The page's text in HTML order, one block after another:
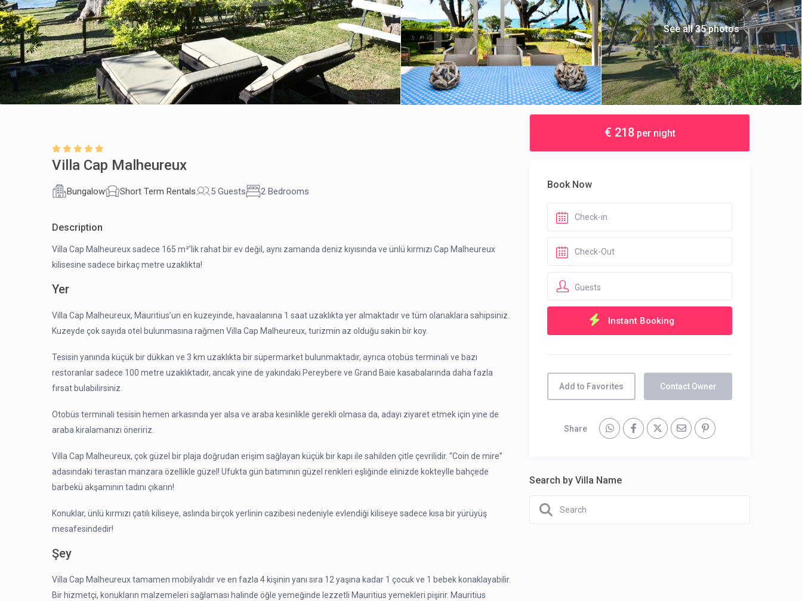
See all 35 photos
Villa Cap Malheureux
Bungalow Short Term Rentals 5 Guests 2 Bedrooms
Description
Villa Cap Malheureux sadece 165 m²’lik rahat bir ev değil, aynı zamanda deniz kıyısında ve ünlü kırmızı Cap Malheureux
kilisesine sadece birkaç metre uzaklıkta!
Yer
Villa Cap Malheureux, Mauritius’un en kuzeyinde, havaalanına 1 saat uzaklıkta yer almaktadır ve tüm olanaklara sahipsiniz.
Kuzeyde çok sayıda otel bulunmasına rağmen Villa Cap Malheureux, turizmin az olduğu sakin bir koy.
Tesisin yanında küçük bir dükkan ve 3 km uzaklıkta bir süpermarket bulunmaktadır, ayrıca otobüs terminali ve bazı
restoranlar sadece 100 metre uzaklıktadır, ancak yine de yakındaki Pereybere ve Grand Baie kasabalarında daha fazla
fırsat bulabilirsiniz.
Otobüs terminali tesisin hemen arkasında yer alsa ve araba kesinlikle gerekli olmasa da, adayı ziyaret etmek için yine de
araba kiralamanızı öneririz.
Villa Cap Malheureux, çok güzel bir plaja doğrudan erişim sağlayan küçük bir kapı ile sahilden çitle çevrilidir. “Coin de mire”
adasındaki terastan manzara özellikle güzel! Ufukta gün batımının güzel renkleri eşliğinde elinizde kokteylle bahçede
barbekü akşamının tadını çıkarın!
Konuklar, ünlü kırmızı çatılı kiliseye, aslında birçok yerlinin cazibesi nedeniyle evlendiği kiliseye sadece kısa bir yürüyüş
mesafesindedir!
Şey
Villa Cap Malheureux tamamen mobilyalıdır ve en fazla 4 kişinin yanı sıra 12 yaşına kadar 1 çocuk ve 1 bebek konaklayabilir.
Bir hizmetçi, konukların malzemeleri sağlaması halinde öğle yemeğinde lezzetli Mauritius yemekleri pişirir. Mauritius
€ 218per night
Book Now
Guests
Add to Favorites Contact Owner
Share
Search by Villa Name